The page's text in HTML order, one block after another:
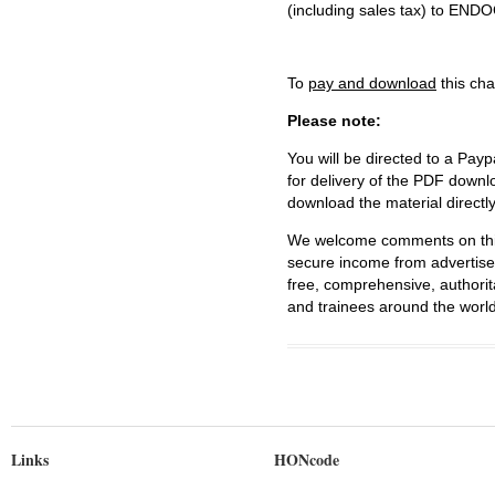
(including sales tax) to
To pay and download this
Please note:
You will be directed to a
for delivery of the PDF
download the material
We welcome comments on
secure income from
free, comprehensive,
and trainees around the
Links HONcode